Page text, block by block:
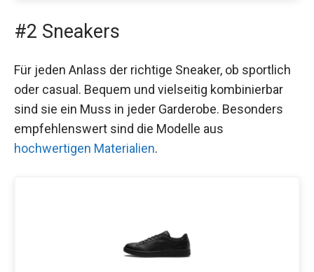
#2 Sneakers
Für jeden Anlass der richtige Sneaker, ob sportlich
oder casual. Bequem und vielseitig kombinierbar
sind sie ein Muss in jeder Garderobe. Besonders
empfehlenswert sind die Modelle aus
hochwertigen Materialien.